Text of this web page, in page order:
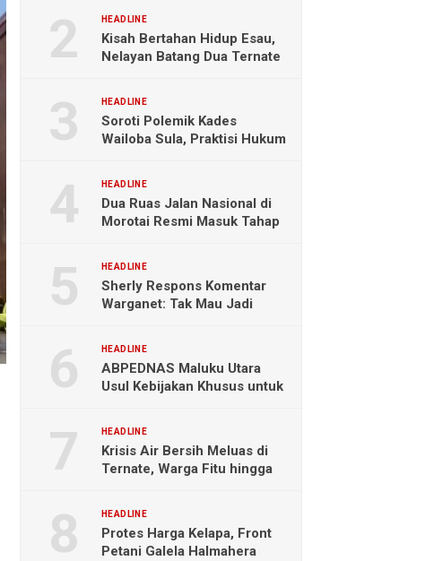
HEADLINE
Kisah Bertahan Hidup Esau,
Nelayan Batang Dua Ternate
HEADLINE
Soroti Polemik Kades
Wailoba Sula, Praktisi Hukum
HEADLINE
Dua Ruas Jalan Nasional di
Morotai Resmi Masuk Tahap
HEADLINE
Sherly Respons Komentar
Warganet: Tak Mau Jadi
HEADLINE
ABPEDNAS Maluku Utara
Usul Kebijakan Khusus untuk
HEADLINE
Krisis Air Bersih Meluas di
Ternate, Warga Fitu hingga
HEADLINE
Protes Harga Kelapa, Front
Petani Galela Halmahera